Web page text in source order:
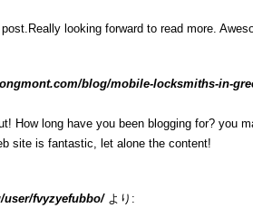
looking forward to read more.
blog/mobile-locksmiths-in-
How long have you been blogging for? you
site is fantastic, let alone the content!
fvyzyefubbo/ より: